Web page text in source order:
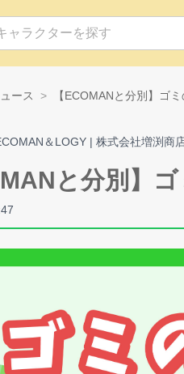
ース 【ECOMANと分別】ゴ
＆LOGY | 株式会社増渕商
と分別】